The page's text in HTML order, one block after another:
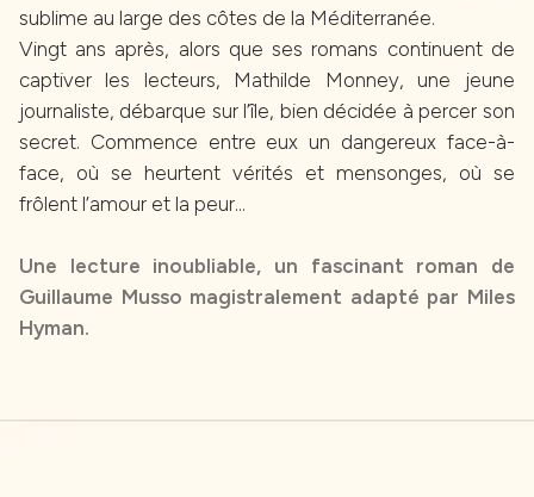
sublime au large des côtes de la Méditerranée.
Vingt ans après, alors que ses romans continuent de
captiver les lecteurs, Mathilde Monney, une jeune
journaliste, débarque sur l’île, bien décidée à percer son
secret. Commence entre eux un dangereux face-à-
face, où se heurtent vérités et mensonges, où se
frôlent l’amour et la peur...
Une lecture inoubliable, un fascinant roman de
Guillaume Musso magistralement adapté par Miles
Hyman.